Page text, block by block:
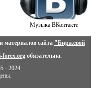
Музыка ВКонтакте
материалов сайта "Биржевой
обязательна.
- 2024